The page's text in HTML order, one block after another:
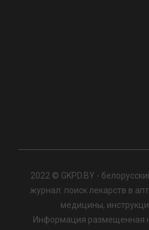
2022 © GKPD.BY -
журнал: поиск лекарств в
медицины,
Информация размещенная